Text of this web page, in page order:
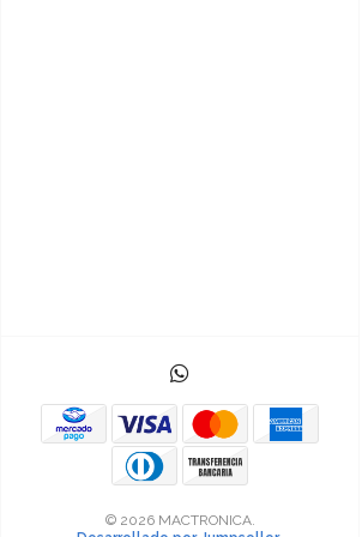
© 2026 MACTRONICA.